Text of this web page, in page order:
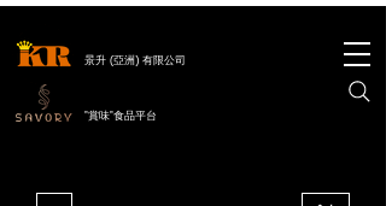
景升 (亞洲) 有限公司
"賞味"食品平台